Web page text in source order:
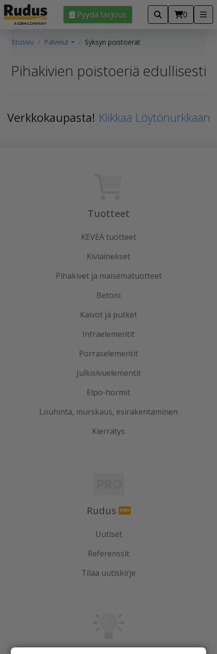
Pyydä tarjous 0
Etusivu Palvelut Syksyn poistoerät
Pihakivien poistoeriä edullisesti
Verkkokaupasta! Klikkaa Löytönurkkaan
Tuotteet
KEVEÄ tuotteet
Kiviainekset
Pihakivet ja maisematuotteet
Betoni
Kaivot ja putket
Infraelementit
Porraselementit
Julkisivuelementit
Elpo-hormit
Louhinta, murskaus, esirakentaminen
Kierrätys
Rudus
Uutiset
Referenssit
Tilaa uutiskirje